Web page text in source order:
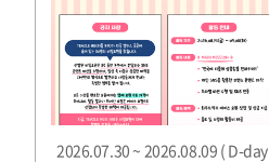
2026.07.30 ~ 2026.08.09 ( D-day